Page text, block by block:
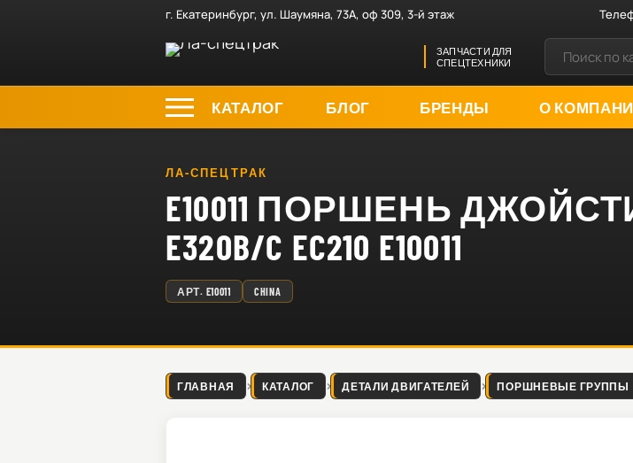
г. Екатеринбург, ул. Шаумяна, 73А, оф 309, 3-й этаж
ЗАПЧАСТИ ДЛЯ
СПЕЦТЕХНИКИ
КАТАЛОГ БЛОГ БРЕНДЫ О
ЛА-СПЕЦТРАК
E10011 ПОРШЕНЬ
E320B/C EC210 E10011
АРТ. E10011 CHINA
ГЛАВНАЯ КАТАЛОГ ДЕТАЛИ ДВИГАТЕЛЕЙ ПОРШНЕВЫЕ ГРУППЫ